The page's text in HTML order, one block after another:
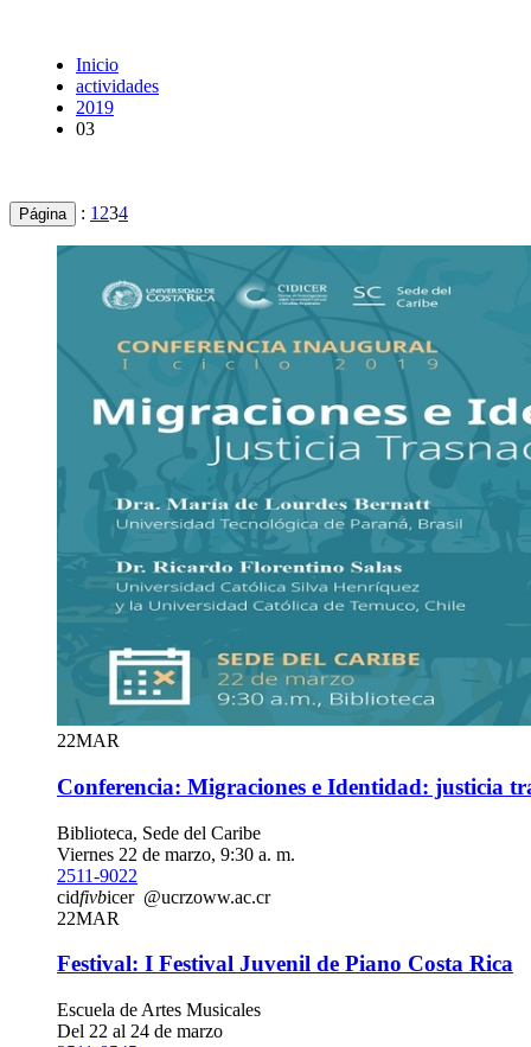
Inicio
actividades
2019
03
Página : 1 234
22MAR
Conferencia: Migraciones e Identidad: justicia
Biblioteca, Sede del Caribe
Viernes 22 de marzo, 9:30 a. m.
2511-9022
cidfivbicer @ucrzoww.ac.cr
22MAR
Festival: I Festival Juvenil de Piano Costa Rica
Escuela de Artes Musicales
Del 22 al 24 de marzo